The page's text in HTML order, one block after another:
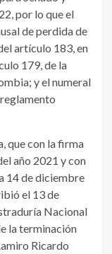
por lo que el
de perdida de
artículo 183, en
179, de la
y el numeral
que con la firma
año 2021 y con
14 de diciembre
el 13 de
Nacional
la terminación
Ricardo